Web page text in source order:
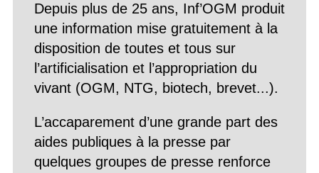
Depuis plus de 25 ans, Inf’OGM produit
une information mise gratuitement à la
disposition de toutes et tous sur
l’artificialisation et l’appropriation du
vivant (OGM, NTG, biotech, brevet...).
L’accaparement d’une grande part des
aides publiques à la presse par
quelques groupes de presse renforce